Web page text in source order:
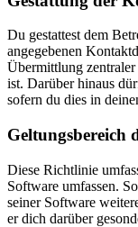
Du gestattest dem
angegebenen
Übermittlung
ist. Darüber hinaus
sofern du dies in
Geltungsbereich
Diese Richtlinie
Software umfassen.
seiner Software
er dich darüber